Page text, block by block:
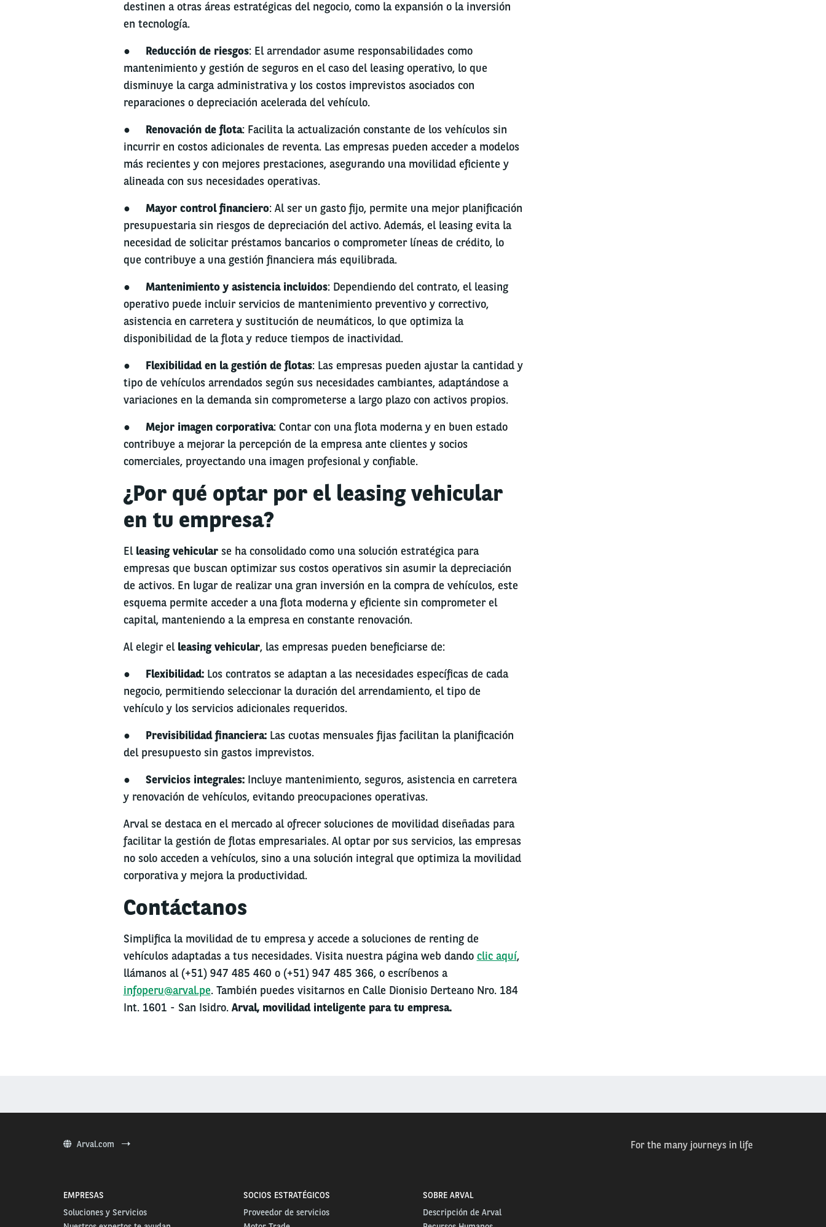
destinen a otras áreas estratégicas del negocio, como la expansión o la inversión
en tecnología.
● Reducción de riesgos: El arrendador asume responsabilidades como
mantenimiento y gestión de seguros en el caso del leasing operativo, lo que
disminuye la carga administrativa y los costos imprevistos asociados con
reparaciones o depreciación acelerada del vehículo.
● Renovación de flota: Facilita la actualización constante de los vehículos sin
incurrir en costos adicionales de reventa. Las empresas pueden acceder a modelos
más recientes y con mejores prestaciones, asegurando una movilidad eficiente y
alineada con sus necesidades operativas.
● Mayor control financiero: Al ser un gasto fijo, permite una mejor planificación
presupuestaria sin riesgos de depreciación del activo. Además, el leasing evita la
necesidad de solicitar préstamos bancarios o comprometer líneas de crédito, lo
que contribuye a una gestión financiera más equilibrada.
● Mantenimiento y asistencia incluidos: Dependiendo del contrato, el leasing
operativo puede incluir servicios de mantenimiento preventivo y correctivo,
asistencia en carretera y sustitución de neumáticos, lo que optimiza la
disponibilidad de la flota y reduce tiempos de inactividad.
● Flexibilidad en la gestión de flotas: Las empresas pueden ajustar la cantidad y
tipo de vehículos arrendados según sus necesidades cambiantes, adaptándose a
variaciones en la demanda sin comprometerse a largo plazo con activos propios.
● Mejor imagen corporativa: Contar con una flota moderna y en buen estado
contribuye a mejorar la percepción de la empresa ante clientes y socios
comerciales, proyectando una imagen profesional y confiable.
¿Por qué optar por el leasing vehicular
en tu empresa?
El leasing vehicularse ha consolidado como una solución estratégica para
empresas que buscan optimizar sus costos operativos sin asumir la depreciación
de activos. En lugar de realizar una gran inversión en la compra de vehículos, este
esquema permite acceder a una flota moderna y eficiente sin comprometer el
capital, manteniendo a la empresa en constante renovación.
Al elegir el leasing vehicular, las empresas pueden beneficiarse de:
● Flexibilidad:Los contratos se adaptan a las necesidades específicas de cada
negocio, permitiendo seleccionar la duración del arrendamiento, el tipo de
vehículo y los servicios adicionales requeridos.
● Previsibilidad financiera:Las cuotas mensuales fijas facilitan la planificación
del presupuesto sin gastos imprevistos.
● Servicios integrales:Incluye mantenimiento, seguros, asistencia en carretera
y renovación de vehículos, evitando preocupaciones operativas.
Arval se destaca en el mercado al ofrecer soluciones de movilidad diseñadas para
facilitar la gestión de flotas empresariales. Al optar por sus servicios, las empresas
no solo acceden a vehículos, sino a una solución integral que optimiza la movilidad
corporativa y mejora la productividad.
Contáctanos
Simplifica la movilidad de tu empresa y accede a soluciones de renting de
vehículos adaptadas a tus necesidades. Visita nuestra página web dando clic aquí,
llámanos al (+51) 947 485 460 o (+51) 947 485 366, o escríbenos a
infoperu@arval.pe. También puedes visitarnos en Calle Dionisio Derteano Nro. 184
Int. 1601 - San Isidro. Arval, movilidad inteligente para tu empresa.
Arval.com For the many journeys in life
EMPRESAS
Soluciones y Servicios
SOCIOS ESTRATÉGICOS
Proveedor de servicios
SOBRE ARVAL
Descripción de Arval